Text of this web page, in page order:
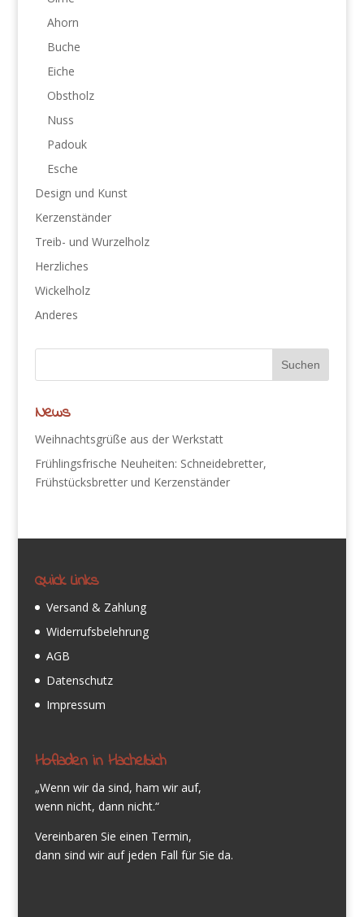
Ahorn
Buche
Eiche
Obstholz
Nuss
Padouk
Esche
Design und Kunst
Kerzenständer
Treib- und Wurzelholz
Herzliches
Wickelholz
Anderes
News
Weihnachtsgrüße aus der Werkstatt
Frühlingsfrische Neuheiten: Schneidebretter,
Frühstücksbretter und Kerzenständer
Quick Links
Versand & Zahlung
Widerrufsbelehrung
AGB
Datenschutz
Impressum
Hofladen in Hachelbich
„Wenn wir da sind, ham wir auf,
wenn nicht, dann nicht.“
Vereinbaren Sie einen Termin,
dann sind wir auf jeden Fall für Sie da.